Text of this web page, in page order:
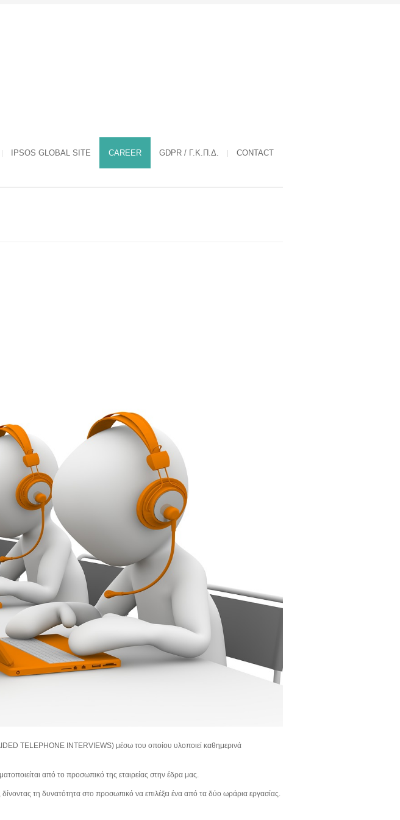
IPSOS GLOBAL SITE CAREER GDPR / Γ.Κ.Π.Δ. CONTACT
TELEPHONE INTERVIEWS) μέσω του οποίου υλοποιεί καθημερινά
από το προσωπικό της εταιρείας στην έδρα μας.
τη δυνατότητα στο προσωπικό να επιλέξει ένα από τα δύο ωράρια εργασίας.